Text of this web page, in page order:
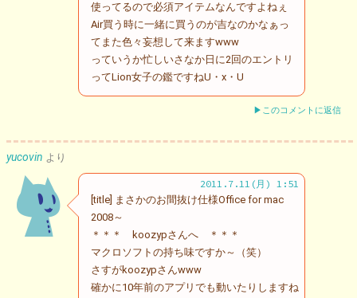
使ってるので必須アイテムなんですよねぇ
Air買う時に一緒に買うのが吉なのかなぁっ
てまた色々妄想して来ますwww
っていうか忙しいさなか日に2回のエントリ
ってLion女子の鑑ですねU・x・U
▶このコメントに返信
yucovin より
2011.7.11(月) 1:51
[title] まさかのお間抜け仕様Office for mac
2008～
＊＊＊ koozypさんへ ＊＊＊
マクロソフトの持ち味ですか～（笑）
さすがkoozypさんwww
確かに10年前のアプリでも動いたりしますね